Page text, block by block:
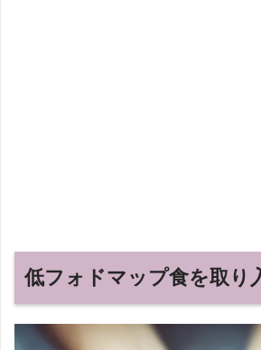
低フォドマップ食を取り